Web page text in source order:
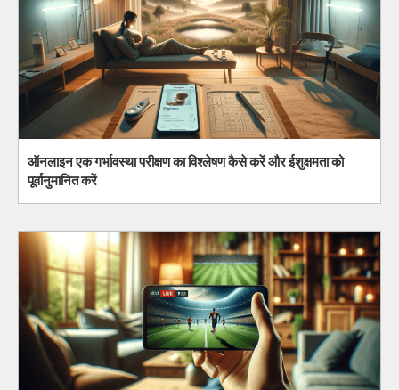
ऑनलाइन एक गर्भावस्था परीक्षण का विश्लेषण कैसे करें और ईशुक्षमता को
पूर्वानुमानित करें